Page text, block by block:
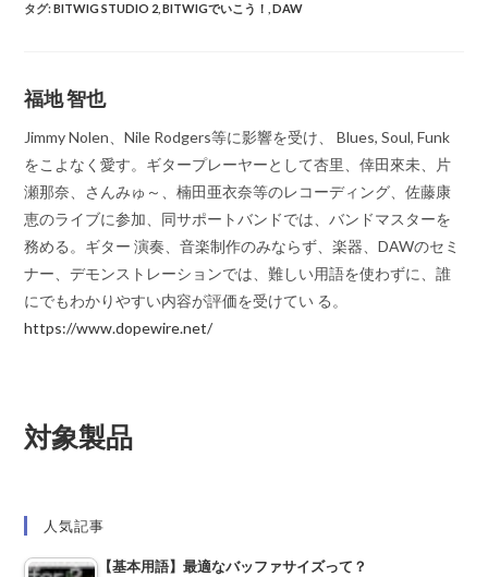
タグ:BITWIG STUDIO 2 BITWIGでいこう！ DAW
福地 智也
Jimmy Nolen、Nile Rodgers等に影響を受け、 Blues, Soul, Funk
をこよなく愛す。ギタープレーヤーとして杏里、倖田來未、片
瀬那奈、さんみゅ～、楠田亜衣奈等のレコーディング、佐藤康
恵のライブに参加、同サポートバンドでは、バンドマスターを
務める。ギター 演奏、音楽制作のみならず、楽器、DAWのセミ
ナー、デモンストレーションでは、難しい用語を使わずに、誰
にでもわかりやすい内容が評価を受けてい る。
https://www.dopewire.net/
対象製品
人気記事
【基本用語】最適なバッファサイズって？